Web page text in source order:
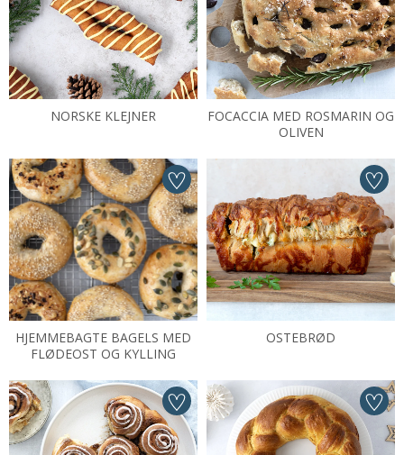
NORSKE KLEJNER
FOCACCIA MED ROSMARIN OG
OLIVEN
HJEMMEBAGTE BAGELS MED
FLØDEOST OG KYLLING
OSTEBRØD